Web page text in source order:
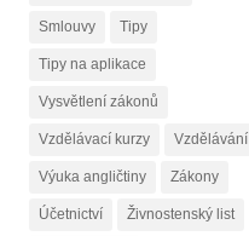
Smlouvy Tipy
Tipy na aplikace
Vysvětlení zákonů
Vzdělávací kurzy Vzdělávání
Výuka angličtiny Zákony
Účetnictví Živnostenský list